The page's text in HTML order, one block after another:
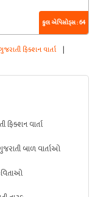
કુલ એપિસોડ્સ : 64
ફિક્શન વાર્તા |
ફિક્શન વાર્તા
બાળ વાર્તાઓ